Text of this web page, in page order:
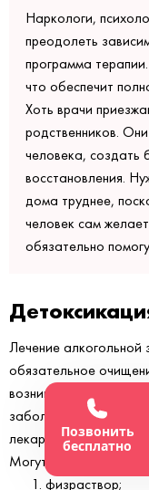
Наркологи,
преодолеть
программа
что обеспечит
Хоть врачи
родственников.
человека, создать
восстановления.
дома труднее,
человек сам
обязательно
Лечение
обязательное
возникновении
заболевания. Врач
лекарство.
Могут применяться
физраствор;
Позвонить
бесплатно